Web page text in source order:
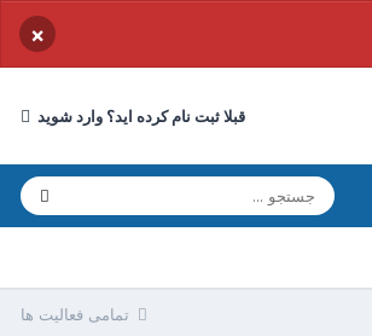
×
قبلا ثبت نام کرده اید؟ وارد شوید
تمامی فعالیت ها